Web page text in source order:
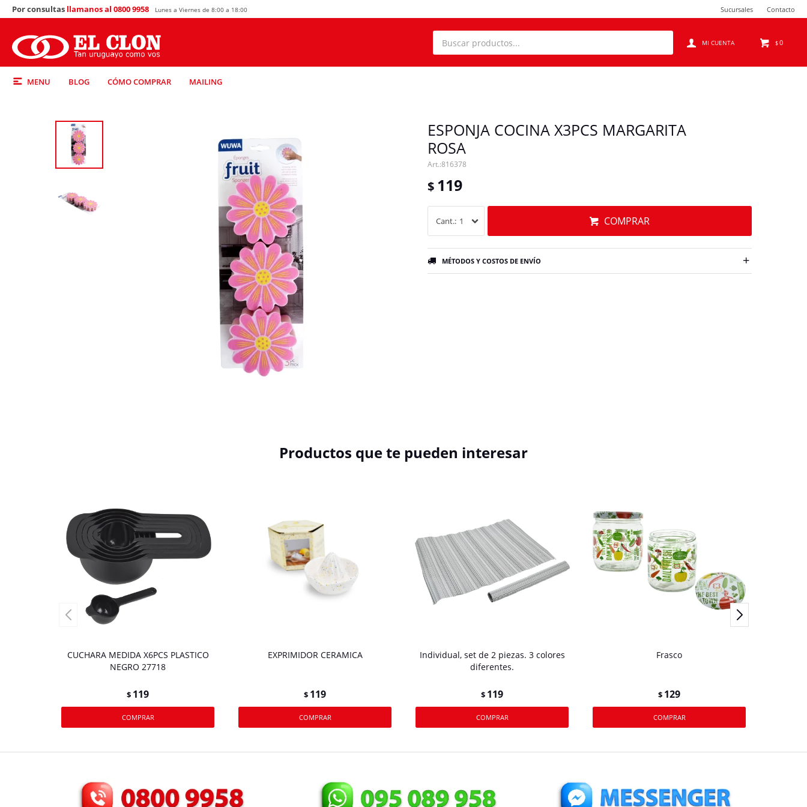
MENU BLOG CÓMO COMPRAR MAILING
$0
Por consultas llamanos al 0800 9958 Lunes a Viernes de 8:00 a 18:00 Sucursales Contacto
ESPONJA COCINA X3PCS MARGARITA
ROSA
816378
$ 119
1 COMPRAR
MÉTODOS Y COSTOS DE ENVÍO
Productos que te pueden interesar
CUCHARA MEDIDA X6PCS PLASTICO
NEGRO 27718
$ 119
EXPRIMIDOR CERAMICA
$ 119
Individual, set de 2 piezas. 3 colores
diferentes.
$ 119
Frasco
$ 129